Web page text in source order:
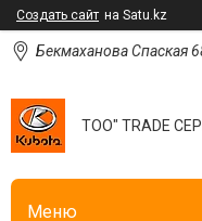
Создать сайт на Satu.kz
Бекмаханова Спаская
ТОО" TRADE